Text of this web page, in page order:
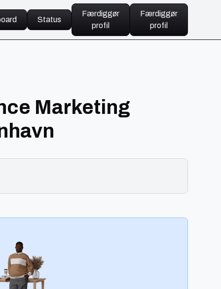
Status
Færdiggør
profil
Færdiggør
profil
Marketing